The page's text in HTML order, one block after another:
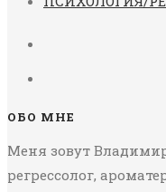
ОБО МНЕ
Меня зовут
регрессолог,